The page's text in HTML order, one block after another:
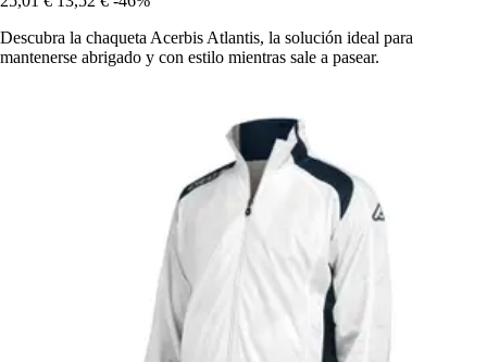
Descubra la chaqueta Acerbis Atlantis, la solución ideal para
mantenerse abrigado y con estilo mientras sale a pasear.